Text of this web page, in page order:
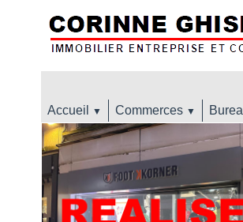
Accueil ▼ Commerces ▼